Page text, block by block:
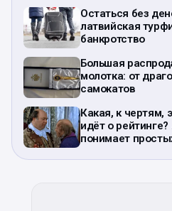
Остаться без
латвийская
банкротство
Большая
молотка: от
самокатов
Какая, к чертям,
идёт о
понимает